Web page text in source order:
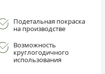
Подетальная покраска
на производстве
Возможность
круглогодичного
использования